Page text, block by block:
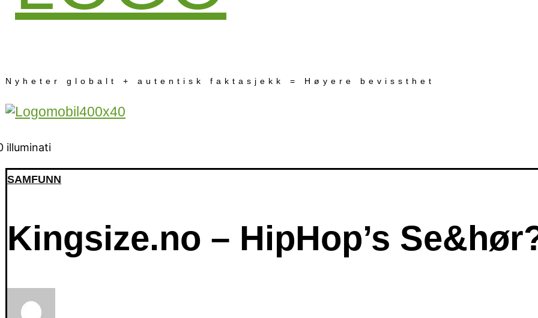
Nyheter globalt + autentisk faktasjekk = Høyere bevissthet
SAMFUNN
Kingsize.no – HipHop’s